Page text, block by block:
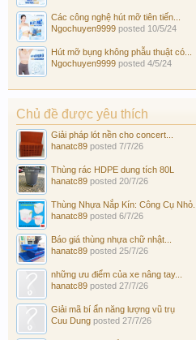
Các công nghệ hút mỡ tiên tiến...
Ngochuyen9999 posted 10/5/24
Hút mỡ bụng không phẫu thuật có...
Ngochuyen9999 posted 4/5/24
Chủ đề được yêu thích
Giải pháp lót nền cho concert...
hanatc89 posted 7/7/26
Thùng rác HDPE dung tích 80L
hanatc89 posted 20/7/26
Thùng Nhựa Nắp Kín: Công Cụ Nhỏ...
hanatc89 posted 6/7/26
Báo giá thùng nhựa chữ nhật...
hanatc89 posted 25/7/26
những ưu điểm của xe nâng tay...
hanatc89 posted 27/7/26
Giải mã bí ẩn năng lượng vũ trụ
Cuu Dung posted 27/7/26